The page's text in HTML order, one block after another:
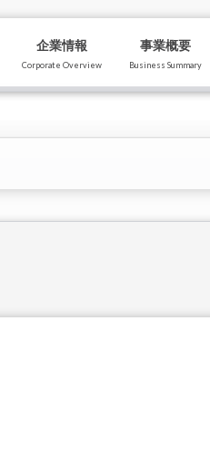
企業情報
Corporate Overview
事業概要
Business Summary